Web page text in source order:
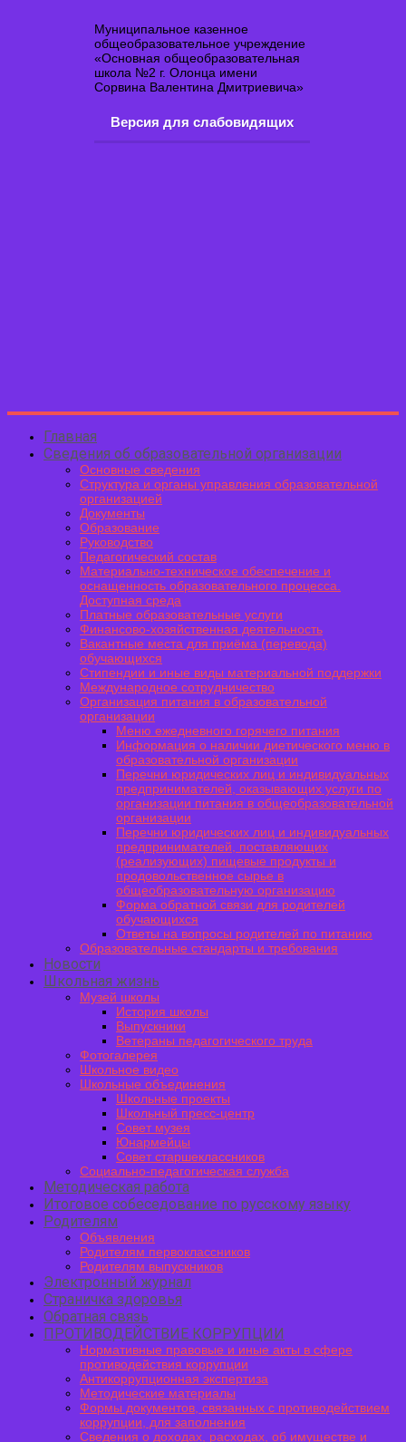
Муниципальное казенное
общеобразовательное учреждение
«Основная общеобразовательная
школа №2 г. Олонца имени
Сорвина Валентина Дмитриевича»
Версия для слабовидящих
Главная
Сведения об образовательной организации
Основные сведения
Структура и органы управления образовательной
организацией
Документы
Образование
Руководство
Педагогический состав
Материально-техническое обеспечение и
оснащенность образовательного процесса.
Доступная среда
Платные образовательные услуги
Финансово-хозяйственная деятельность
Вакантные места для приёма (перевода)
обучающихся
Стипендии и иные виды материальной поддержки
Международное сотрудничество
Организация питания в образовательной
организации
Меню ежедневного горячего питания
Информация о наличии диетического меню в
образовательной организации
Перечни юридических лиц и индивидуальных
предпринимателей, оказывающих услуги по
организации питания в общеобразовательной
организации
Перечни юридических лиц и индивидуальных
предпринимателей, поставляющих
(реализующих) пищевые продукты и
продовольственное сырье в
общеобразовательную организацию
Форма обратной связи для родителей
обучающихся
Ответы на вопросы родителей по питанию
Образовательные стандарты и требования
Новости
Школьная жизнь
Музей школы
История школы
Выпускники
Ветераны педагогического труда
Фотогалерея
Школьное видео
Школьные объединения
Школьные проекты
Школьный пресс-центр
Совет музея
Юнармейцы
Совет старшеклассников
Социально-педагогическая служба
Методическая работа
Итоговое собеседование по русскому языку
Родителям
Объявления
Родителям первоклассников
Родителям выпускников
Электронный журнал
Страничка здоровья
Обратная связь
ПРОТИВОДЕЙСТВИЕ КОРРУПЦИИ
Нормативные правовые и иные акты в сфере
противодействия коррупции
Антикоррупционная экспертиза
Методические материалы
Формы документов, связанных с противодействием
коррупции, для заполнения
Сведения о доходах, расходах, об имуществе и